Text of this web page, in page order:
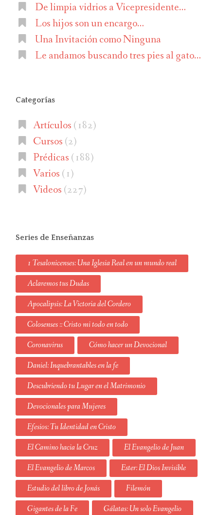
De limpia vidrios a Vicepresidente…
Los hijos son un encargo…
Una Invitación como Ninguna
Le andamos buscando tres pies al gato…
Categorías
Artículos (182)
Cursos (2)
Prédicas (188)
Varios (1)
Videos (227)
Series de Enseñanzas
1 Tesalonicenses: Una Iglesia Real en un mundo real
Aclaremos tus Dudas
Apocalipsis: La Victoria del Cordero
Colosenses :: Cristo mi todo en todo
Coronavirus
Cómo hacer un Devocional
Daniel: Inquebrantables en la fe
Descubriendo tu Lugar en el Matrimonio
Devocionales para Mujeres
Efesios: Tu Identidad en Cristo
El Camino hacia la Cruz
El Evangelio de Juan
El Evangelio de Marcos
Ester: El Dios Invisible
Estudio del libro de Jonás
Filemón
Gigantes de la Fe
Gálatas: Un solo Evangelio